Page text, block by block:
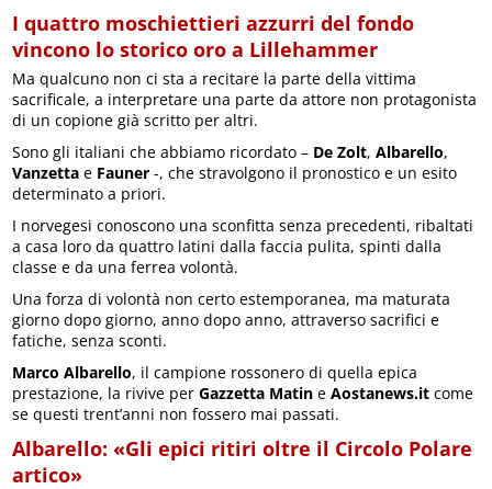
I quattro moschiettieri azzurri del fondo
vincono lo storico oro a Lillehammer
Ma qualcuno non ci sta a recitare la parte della vittima
sacrificale, a interpretare una parte da attore non protagonista
di un copione già scritto per altri.
Sono gli italiani che abbiamo ricordato – De Zolt,Albarello,
Vanzetta e Fauner -, che stravolgono il pronostico e un esito
determinato a priori.
I norvegesi conoscono una sconfitta senza precedenti, ribaltati
a casa loro da quattro latini dalla faccia pulita, spinti dalla
classe e da una ferrea volontà.
Una forza di volontà non certo estemporanea, ma maturata
giorno dopo giorno, anno dopo anno, attraverso sacrifici e
fatiche, senza sconti.
Marco Albarello, il campione rossonero di quella epica
prestazione, la rivive perGazzetta Matin eAostanews.it come
se questi trent’anni non fossero mai passati.
Albarello: «Gli epici ritiri oltre il Circolo Polare
artico»